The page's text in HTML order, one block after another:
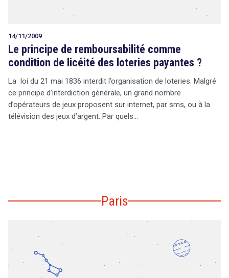
14/11/2009
Le principe de remboursabilité comme
condition de licéité des loteries payantes ?
La loi du 21 mai 1836 interdit l’organisation de loteries. Malgré
ce principe d’interdiction générale, un grand nombre
d’opérateurs de jeux proposent sur internet, par sms, ou à la
télévision des jeux d’argent. Par quels…
Paris